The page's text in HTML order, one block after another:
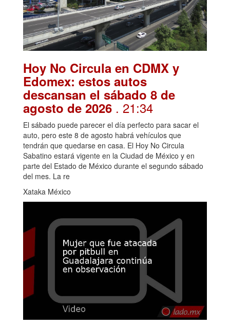
Hoy No Circula en CDMX y
Edomex: estos autos
descansan el sábado 8 de
agosto de 2026 . 21:34
El sábado puede parecer el día perfecto para sacar el
auto, pero este 8 de agosto habrá vehículos que
tendrán que quedarse en casa. El Hoy No Circula
Sabatino estará vigente en la Ciudad de México y en
parte del Estado de México durante el segundo sábado
del mes. La re
Xataka México